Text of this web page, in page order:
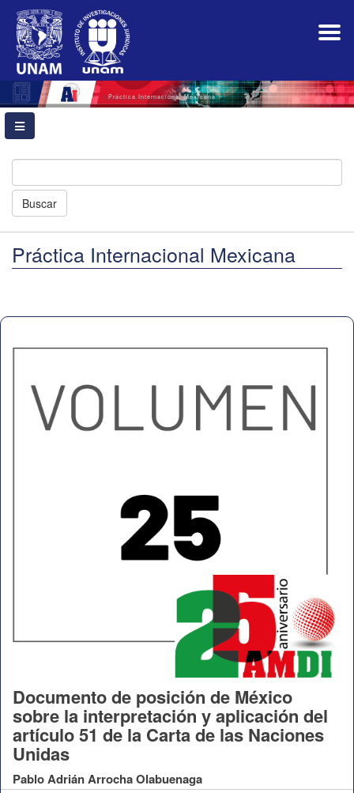
Navegación
principal
Contenido
principal
Barra
lateral
Práctica Internacional Mexicana
Buscar
Práctica Internacional Mexicana
Documento de posición de México
sobre la interpretación y aplicación del
artículo 51 de la Carta de las Naciones
Unidas
Pablo Adrián Arrocha Olabuenaga